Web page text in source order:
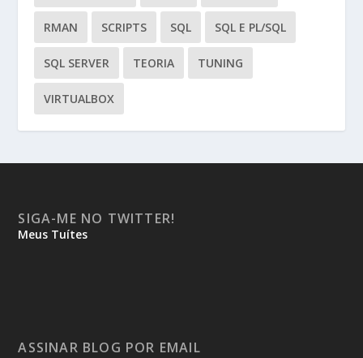
RMAN SCRIPTS SQL SQL E PL/SQL
SQL SERVER TEORIA TUNING
VIRTUALBOX
SIGA-ME NO TWITTER!
Meus Tuítes
ASSINAR BLOG POR EMAIL